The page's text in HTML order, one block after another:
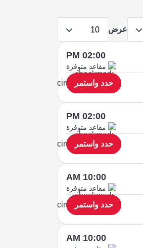
عرض 10
02:00 PM
مقاعد متوفرة
حدد واستمر
02:00 PM
مقاعد متوفرة
حدد واستمر
10:00 AM
مقاعد متوفرة
حدد واستمر
10:00 AM